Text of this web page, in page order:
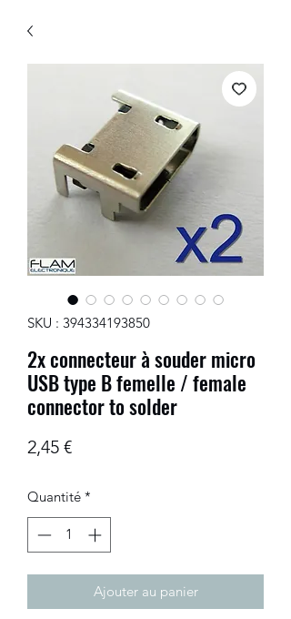
SKU : 394334193850
2x connecteur à souder micro
USB type B femelle / female
connector to solder
2,45 €Prix
Quantité *
Ajouter au panier